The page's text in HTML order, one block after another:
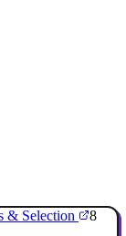
& Selection
8